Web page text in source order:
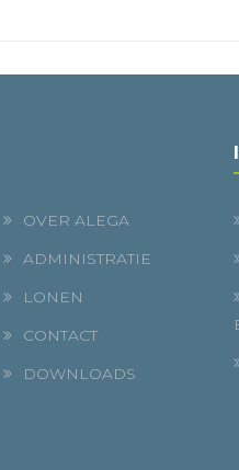
OVER ALEGA
ADMINISTRATIE
LONEN
CONTACT
DOWNLOADS